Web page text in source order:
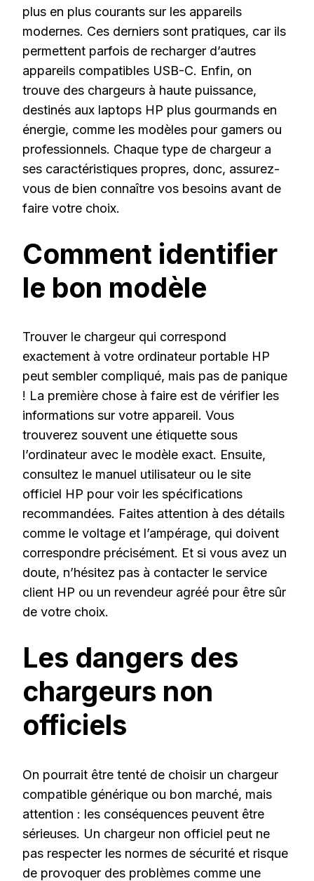
plus en plus courants sur les appareils
modernes. Ces derniers sont pratiques, car ils
permettent parfois de recharger d’autres
appareils compatibles USB-C. Enfin, on
trouve des chargeurs à haute puissance,
destinés aux laptops HP plus gourmands en
énergie, comme les modèles pour gamers ou
professionnels. Chaque type de chargeur a
ses caractéristiques propres, donc, assurez-
vous de bien connaître vos besoins avant de
faire votre choix.
Comment identifier
le bon modèle
Trouver le chargeur qui correspond
exactement à votre ordinateur portable HP
peut sembler compliqué, mais pas de panique
! La première chose à faire est de vérifier les
informations sur votre appareil. Vous
trouverez souvent une étiquette sous
l’ordinateur avec le modèle exact. Ensuite,
consultez le manuel utilisateur ou le site
officiel HP pour voir les spécifications
recommandées. Faites attention à des détails
comme le voltage et l’ampérage, qui doivent
correspondre précisément. Et si vous avez un
doute, n’hésitez pas à contacter le service
client HP ou un revendeur agréé pour être sûr
de votre choix.
Les dangers des
chargeurs non
officiels
On pourrait être tenté de choisir un chargeur
compatible générique ou bon marché, mais
attention : les conséquences peuvent être
sérieuses. Un chargeur non officiel peut ne
pas respecter les normes de sécurité et risque
de provoquer des problèmes comme une